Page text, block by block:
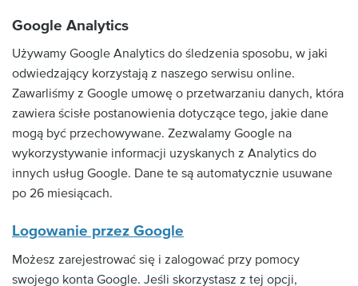
Google Analytics
Używamy Google Analytics do śledzenia sposobu, w jaki
odwiedzający korzystają z naszego serwisu online.
Zawarliśmy z Google umowę o przetwarzaniu danych, która
zawiera ścisłe postanowienia dotyczące tego, jakie dane
mogą być przechowywane. Zezwalamy Google na
wykorzystywanie informacji uzyskanych z Analytics do
innych usług Google. Dane te są automatycznie usuwane
po 26 miesiącach.
Logowanie przez Google
Możesz zarejestrować się i zalogować przy pomocy
swojego konta Google. Jeśli skorzystasz z tej opcji,